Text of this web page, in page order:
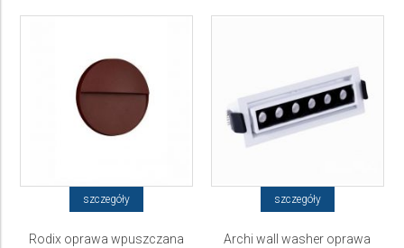
szczegóły
Rodix oprawa wpuszczana
szczegóły
Archi wall washer oprawa